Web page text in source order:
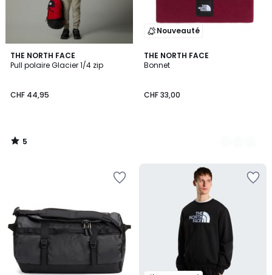
THE NORTH FACE
Pull polaire Glacier 1/4 zip
CHF 44,95
5
/
5
/
Nouveauté
THE NORTH FACE
Bonnet
CHF 33,00
2
Couleurs